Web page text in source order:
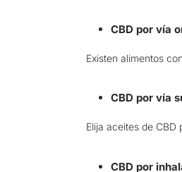
CBD por vía
Existen alimentos
CBD por vía
Elija aceites de
CBD por